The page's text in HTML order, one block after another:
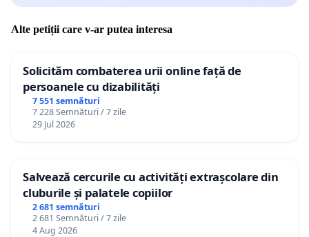
Alte petiții care v-ar putea interesa
Solicităm combaterea urii online față de
persoanele cu dizabilități
7 551 semnături
7 228 Semnături / 7 zile
29 Jul 2026
Salvează cercurile cu activități extrașcolare din
cluburile și palatele copiilor
2 681 semnături
2 681 Semnături / 7 zile
4 Aug 2026